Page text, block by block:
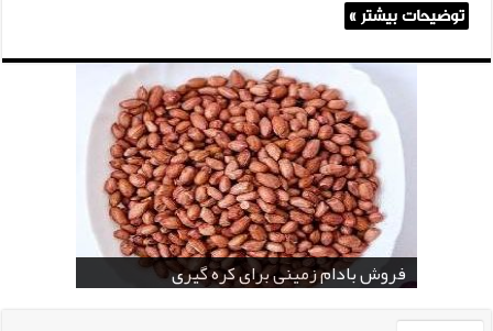
توضیحات بیشتر »
قیمت خرید دانه خام کاکائو
فروش بادام زمینی برای کره گیری
خرید عمده کنجد در تهران
خرید عمده کنجد سیاه و سفید
خرید بادام زمینی فله
خرید عمده کنجد سیاه
خرید عمده کنجد سفید
قیمت خرید کافی میت در کرمان
فروش انواع کنجد در یزد ( Sesame )